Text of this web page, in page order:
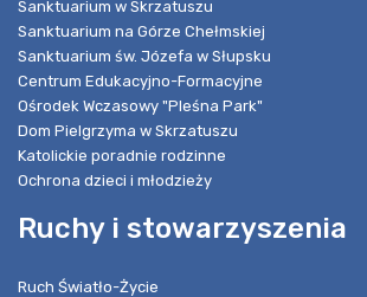
Sanktuarium w Skrzatuszu
Sanktuarium na Górze Chełmskiej
Sanktuarium św. Józefa w Słupsku
Centrum Edukacyjno-Formacyjne
Ośrodek Wczasowy "Pleśna Park"
Dom Pielgrzyma w Skrzatuszu
Katolickie poradnie rodzinne
Ochrona dzieci i młodzieży
Ruchy i stowarzyszenia
Ruch Światło-Życie